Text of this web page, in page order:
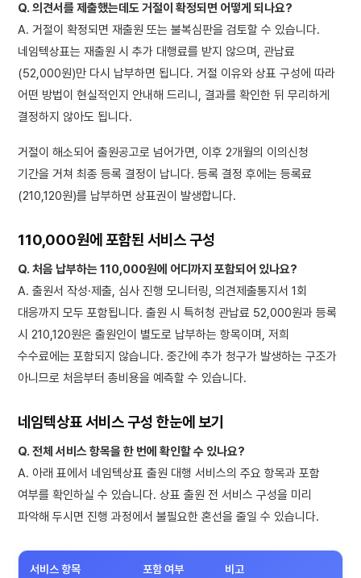
Q. 의견서를 제출했는데도 거절이 확정되면 어떻게 되나요?
A. 거절이 확정되면 재출원 또는 불복심판을 검토할 수 있습니다.
네임텍상표는 재출원 시 추가 대행료를 받지 않으며, 관납료
(52,000원)만 다시 납부하면 됩니다. 거절 이유와 상표 구성에 따라
어떤 방법이 현실적인지 안내해 드리니, 결과를 확인한 뒤 무리하게
결정하지 않아도 됩니다.
거절이 해소되어 출원공고로 넘어가면, 이후 2개월의 이의신청
기간을 거쳐 최종 등록 결정이 납니다. 등록 결정 후에는 등록료
(210,120원)를 납부하면 상표권이 발생합니다.
110,000원에 포함된 서비스 구성
Q. 처음 납부하는 110,000원에 어디까지 포함되어 있나요?
A. 출원서 작성·제출, 심사 진행 모니터링, 의견제출통지서 1회
대응까지 모두 포함됩니다. 출원 시 특허청 관납료 52,000원과 등록
시 210,120원은 출원인이 별도로 납부하는 항목이며, 저희
수수료에는 포함되지 않습니다. 중간에 추가 청구가 발생하는 구조가
아니므로 처음부터 총비용을 예측할 수 있습니다.
네임텍상표 서비스 구성 한눈에 보기
Q. 전체 서비스 항목을 한 번에 확인할 수 있나요?
A. 아래 표에서 네임텍상표 출원 대행 서비스의 주요 항목과 포함
여부를 확인하실 수 있습니다. 상표 출원 전 서비스 구성을 미리
파악해 두시면 진행 과정에서 불필요한 혼선을 줄일 수 있습니다.
서비스 항목 포함 여부 비고